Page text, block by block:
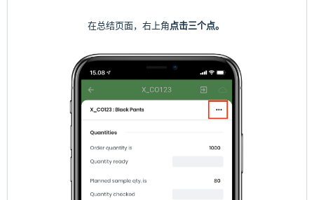
在总结页面，右上角点击三个点。